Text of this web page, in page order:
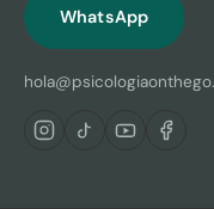
WhatsApp